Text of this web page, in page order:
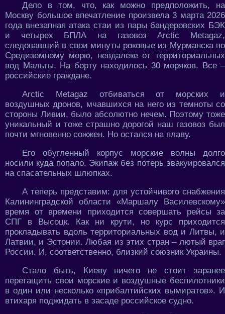
Дело в том, что, как можно предположить, на
Москву большое впечатление произвела 3 марта 2026
года внезапная атака стаи из пары бандеровских БЭК
и четырех БПЛА на газовоз Arctic Metagaz,
следовавший в свои минуты роковые из Мурманска по
Средиземному морю, невдалеке от территориальных
вод Мальты. На борту находилось 30 моряков. Все –
российские граждане.
Arctic Metagaz отбиваться от морских и
воздушных дронов, мчавшихся на него из темноты со
стороны Ливии, было абсолютно нечем. Поэтому тоже
уникальный и тоже страшно дорогой наш газовоз был
почти мгновенно сожжен. Но остался на плаву.
Его обугленный корпус морские волны долго
носили куда попало. Экипаж без потерь эвакуировался
на спасательных шлюпках.
А теперь представим: для устойчивого снабжения
Калининградской области «Маршалу Василевскому»
время от времени приходится совершать рейсы за
СПГ в Высоцк. Как ни крути, но курс приходится
прокладывать вдоль территориальных вод и Литвы, и
Латвии, и Эстонии. Любая из этих стран – лютый враг
России. И, соответственно, близкий союзник Украины.
Стало быть, Киеву ничего не стоит заранее
перетащить свои морские и воздушные беспилотники
в один или несколько «прибалтийских вымиратов». И
втихаря поджидать в засаде российское судно.